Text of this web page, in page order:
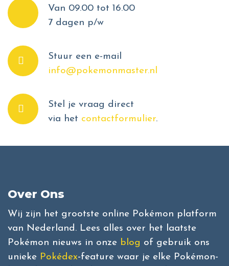
Van 09.00 tot 16.00
7 dagen p/w
Stuur een e-mail
info@pokemonmaster.nl
Stel je vraag direct
via het contactformulier.
Over Ons
Wij zijn het grootste online Pokémon platform
van Nederland. Lees alles over het laatste
Pokémon nieuws in onze blog of gebruik ons
unieke Pokédex-feature waar je elke Pokémon-